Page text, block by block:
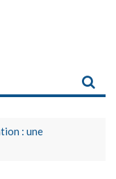
: une